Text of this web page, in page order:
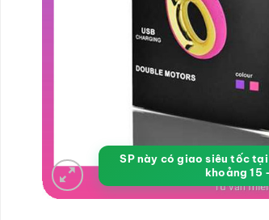
SP này có giao siêu tốc
khoảng 15